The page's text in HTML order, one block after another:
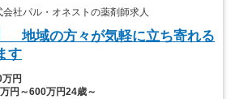
社パル・オネストの薬剤師求人
地域の方々が気軽に立ち寄れる
す
万円
万円～600万円24歳～